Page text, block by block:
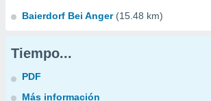
Baierdorf Bei Anger (15.48 km)
Tiempo...
PDF
Más información